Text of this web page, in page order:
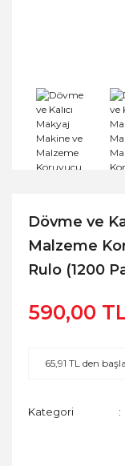
Dövme ve
Malzeme
Rulo (1200
590,00
65,91 TL den
Kategori